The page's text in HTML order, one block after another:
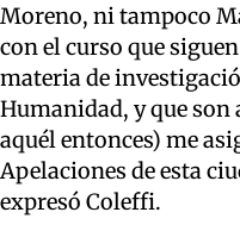
Moreno, ni tampoco
con el curso que
materia de
Humanidad, y que son
aquél entonces) me
Apelaciones de esta
expresó Coleffi.